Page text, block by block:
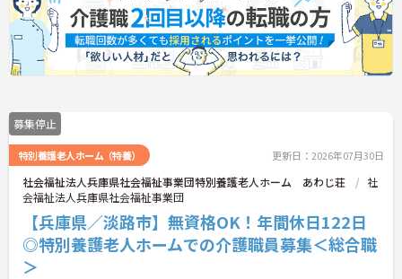
募集停止
特別養護老人ホーム（特養） 更新日：2026年07月30日
社会福祉法人兵庫県社会福祉事業団特別養護老人ホーム あわじ荘
社
会福祉法人兵庫県社会福祉事業団
【兵庫県／淡路市】無資格OK！年間休日122日
◎特別養護老人ホームでの介護職員募集＜総合職
＞